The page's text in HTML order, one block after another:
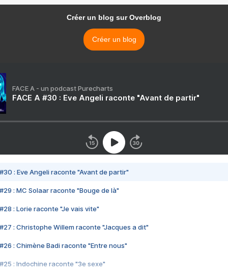
Créer un blog sur Overblog
Créer un blog
FACE A - un podcast Purecharts
FACE A #30 : Eve Angeli raconte "Avant de partir"
#30 : Eve Angeli raconte "Avant de partir"
#29 : MC Solaar raconte "Bouge de là"
#28 : Lorie raconte "Je vais vite"
#27 : Christophe Willem raconte "Jacques a dit"
#26 : Chimène Badi raconte "Entre nous"
#25 : Indochine raconte "3e sexe"